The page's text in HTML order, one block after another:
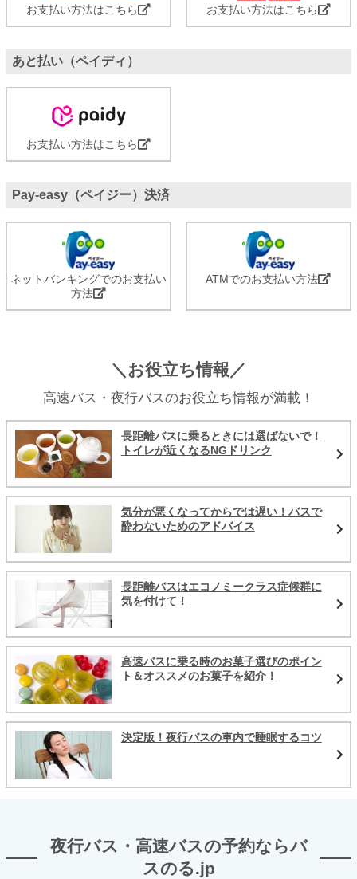
お支払い方法はこちら お支払い方法はこちら
あと払い（ペイディ）
お支払い方法はこちら
Pay-easy（ペイジー）決済
ネットバンキングでのお支払い
方法
ATMでのお支払い方法
＼お役立ち情報／
高速バス・夜行バスのお役立ち情報が満載！
長距離バスに乗るときには選ばないで！
トイレが近くなるNGドリンク
気分が悪くなってからでは遅い！バスで
酔わないためのアドバイス
長距離バスはエコノミークラス症候群に
気を付けて！
高速バスに乗る時のお菓子選びのポイン
ト＆オススメのお菓子を紹介！
決定版！夜行バスの車内で睡眠するコツ
夜行バス・高速バスの予約ならバ
スのる.jp